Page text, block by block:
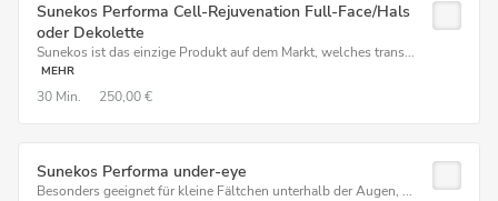
Sunekos Performa Cell-Rejuvenation Full-Face/Hals
oder Dekolette
Sunekos ist das einzige Produkt auf dem Markt, welches trans...
MEHR
30 Min. 250,00 €
Sunekos Performa under-eye
Besonders geeignet für kleine Fältchen unterhalb der Augen, ...